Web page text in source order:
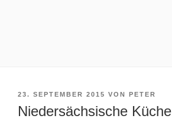
VERÖFFENTLICHT
23. SEPTEMBER 2015 VON PETER
Niedersächsische Küche